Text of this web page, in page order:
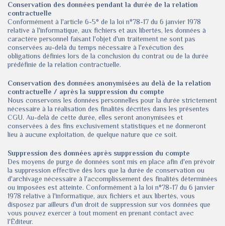
Conservation des données pendant la durée de la relation
contractuelle
Conformément à l'article 6-5° de la loi n°78-17 du 6 janvier 1978
relative à l'informatique, aux fichiers et aux libertés, les données à
caractère personnel faisant l'objet d'un traitement ne sont pas
conservées au-delà du temps nécessaire à l'exécution des
obligations définies lors de la conclusion du contrat ou de la durée
prédéfinie de la relation contractuelle.
Conservation des données anonymisées au delà de la relation
contractuelle / après la suppression du compte
Nous conservons les données personnelles pour la durée strictement
nécessaire à la réalisation des finalités décrites dans les présentes
CGU. Au-delà de cette durée, elles seront anonymisées et
conservées à des fins exclusivement statistiques et ne donneront
lieu à aucune exploitation, de quelque nature que ce soit.
Suppression des données après suppression du compte
Des moyens de purge de données sont mis en place afin d'en prévoir
la suppression effective dès lors que la durée de conservation ou
d'archivage nécessaire à l'accomplissement des finalités déterminées
ou imposées est atteinte. Conformément à la loi n°78-17 du 6 janvier
1978 relative à l'informatique, aux fichiers et aux libertés, vous
disposez par ailleurs d'un droit de suppression sur vos données que
vous pouvez exercer à tout moment en prenant contact avec
l'Éditeur.